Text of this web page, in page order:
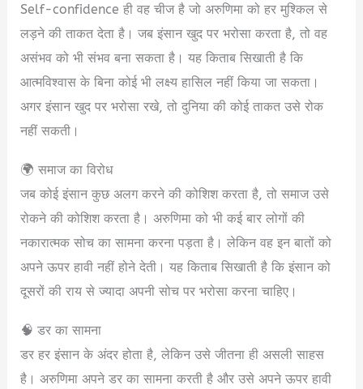
Self-confidence ही वह चीज है जो अरुणिमा को हर मुश्किल से
लड़ने की ताकत देता है। जब इंसान खुद पर भरोसा करता है, तो वह
असंभव को भी संभव बना सकता है। यह किताब सिखाती है कि
आत्मविश्वास के बिना कोई भी लक्ष्य हासिल नहीं किया जा सकता।
अगर इंसान खुद पर भरोसा रखे, तो दुनिया की कोई ताकत उसे रोक
नहीं सकती।
🌍 समाज का विरोध
जब कोई इंसान कुछ अलग करने की कोशिश करता है, तो समाज उसे
रोकने की कोशिश करता है। अरुणिमा को भी कई बार लोगों की
नकारात्मक सोच का सामना करना पड़ता है। लेकिन वह इन बातों को
अपने ऊपर हावी नहीं होने देती। यह किताब सिखाती है कि इंसान को
दूसरों की राय से ज्यादा अपनी सोच पर भरोसा करना चाहिए।
🧠 डर का सामना
डर हर इंसान के अंदर होता है, लेकिन उसे जीतना ही असली साहस
है। अरुणिमा अपने डर का सामना करती है और उसे अपने ऊपर हावी